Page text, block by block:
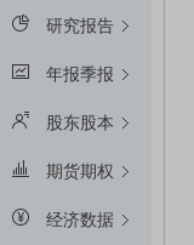
研究报告
年报季报
股东股本
期货期权
经济数据